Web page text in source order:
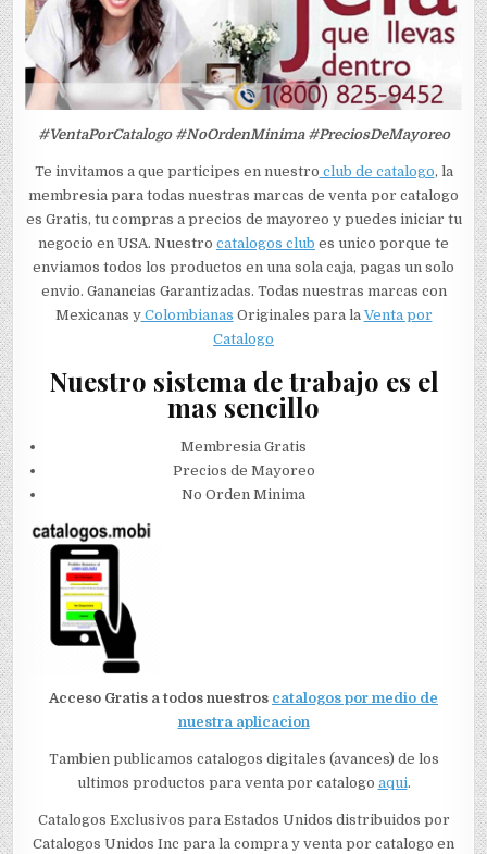
#VentaPorCatalogo #NoOrdenMinima #PreciosDeMayoreo
Te invitamos a que participes en nuestro club de catalogo, la
membresia para todas nuestras marcas de venta por catalogo
es Gratis, tu compras a precios de mayoreo y puedes iniciar tu
negocio en USA. Nuestro catalogos club es unico porque te
enviamos todos los productos en una sola caja, pagas un solo
envio. Ganancias Garantizadas. Todas nuestras marcas con
Mexicanas yColombianas Originales para la Venta por
Catalogo
Nuestro sistema de trabajo es el
mas sencillo
Membresia Gratis
Precios de Mayoreo
No Orden Minima
Acceso Gratis a todos nuestros catalogos por medio de
nuestra aplicacion
Tambien publicamos catalogos digitales (avances) de los
ultimos productos para venta por catalogo aqui.
Catalogos Exclusivos para Estados Unidos distribuidos por
Catalogos Unidos Inc para la compra y venta por catalogo en